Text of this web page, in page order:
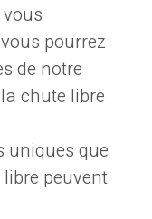
pourrez
de notre
chute libre
uniques que
peuvent